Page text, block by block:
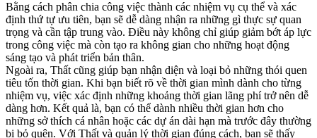
Bằng cách phân chia công việc thành các nhiệm vụ cụ thể và xác
định thứ tự ưu tiên, bạn sẽ dễ dàng nhận ra những gì thực sự quan
trọng và cần tập trung vào. Điều này không chỉ giúp giảm bớt áp lực
trong công việc mà còn tạo ra không gian cho những hoạt động
sáng tạo và phát triển bản thân.
Ngoài ra, Thất cũng giúp bạn nhận diện và loại bỏ những thói quen
tiêu tốn thời gian. Khi bạn biết rõ về thời gian mình dành cho từng
nhiệm vụ, việc xác định những khoảng thời gian lãng phí trở nên dễ
dàng hơn. Kết quả là, bạn có thể dành nhiều thời gian hơn cho
những sở thích cá nhân hoặc các dự án dài hạn mà trước đây thường
bị bỏ quên. Với Thất và quản lý thời gian đúng cách, bạn sẽ thấy